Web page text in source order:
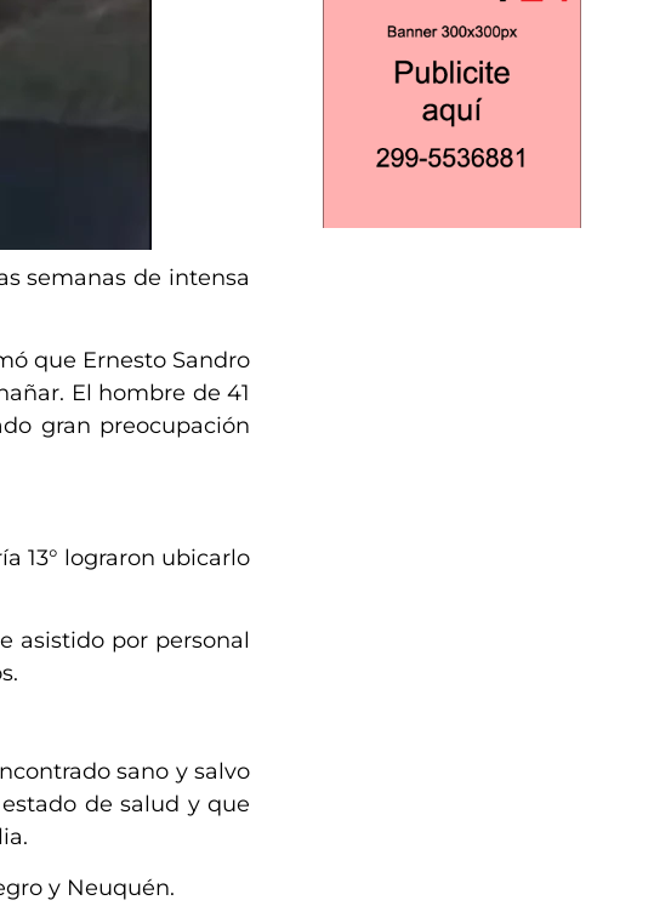
semanas de intensa
que Ernesto Sandro
El hombre de 41
gran preocupación
13° lograron ubicarlo
asistido por personal
sano y salvo
de salud y que
y Neuquén.